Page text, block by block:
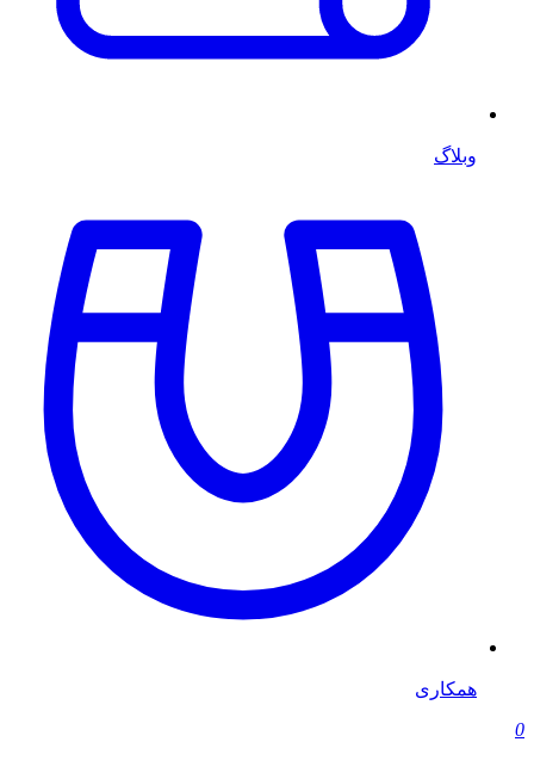
وبلاگ
همکاری
0